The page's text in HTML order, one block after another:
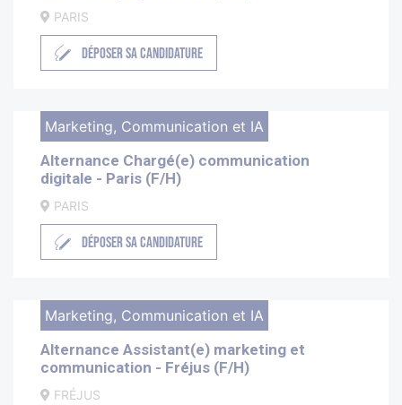
PARIS
DÉPOSER SA CANDIDATURE
Marketing, Communication et IA
Alternance Chargé(e) communication
digitale - Paris (F/H)
PARIS
DÉPOSER SA CANDIDATURE
Marketing, Communication et IA
Alternance Assistant(e) marketing et
communication - Fréjus (F/H)
FRÉJUS